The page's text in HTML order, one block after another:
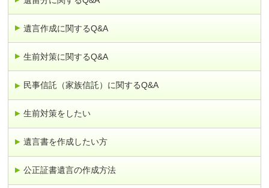
遺言作成に関するQ&A
生前対策に関するQ&A
民事信託（家族信託）に関するQ&A
生前対策をしたい
遺言書を作成したい方
公正証書遺言の作成方法